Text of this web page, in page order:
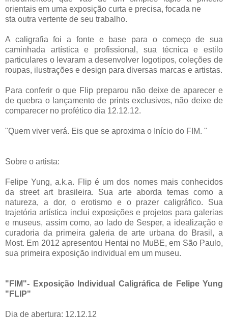
orientais em uma exposição curta e precisa, focada ne
sta outra vertente de seu trabalho.
A caligrafia foi a fonte e base para o começo de sua
caminhada artística e profissional, sua técnica e estilo
particulares o levaram a desenvolver logotipos, coleções de
roupas, ilustrações e design para diversas marcas e artistas.
Para conferir o que Flip preparou não deixe de aparecer e
de quebra o lançamento de prints exclusivos, não deixe de
comparecer no profético dia 12.12.12.
"Quem viver verá. Eis que se aproxima o Início do FIM. "
Sobre o artista:
Felipe Yung, a.k.a. Flip é um dos nomes mais conhecidos
da street art brasileira. Sua arte aborda temas como a
natureza, a dor, o erotismo e o prazer caligráfico. Sua
trajetória artística inclui exposições e projetos para galerias
e museus, assim como, ao lado de Sesper, a idealização e
curadoria da primeira galeria de arte urbana do Brasil, a
Most. Em 2012 apresentou Hentai no MuBE, em São Paulo,
sua primeira exposição individual em um museu.
"FIM"- Exposição Individual Caligráfica de Felipe Yung
"FLIP"
Dia de abertura: 12.12.12